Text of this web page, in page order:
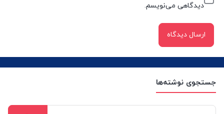
جستجوی نوشته‌ها
دیدگاهی می‌نویسم.